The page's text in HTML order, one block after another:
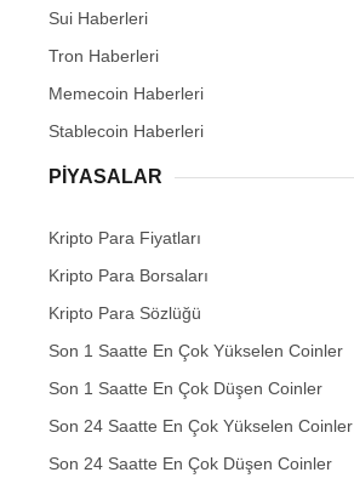
Sui Haberleri
Tron Haberleri
Memecoin Haberleri
Stablecoin Haberleri
PIYASALAR
Kripto Para Fiyatları
Kripto Para Borsaları
Kripto Para Sözlüğü
Son 1 Saatte En Çok Yükselen Coinler
Son 1 Saatte En Çok Düşen Coinler
Son 24 Saatte En Çok Yükselen Coinler
Son 24 Saatte En Çok Düşen Coinler